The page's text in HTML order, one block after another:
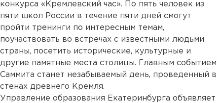
конкурса «Кремлевский час». По пять человек из
пяти школ России в течение пяти дней смогут
пройти тренинги по интересным темам,
поучаствовать во встречах с известными людьми
страны, посетить исторические, культурные и
другие памятные места столицы. Главным событием
Саммита станет незабываемый день, проведенный в
стенах древнего Кремля.
Управление образования Екатеринбурга объявляет